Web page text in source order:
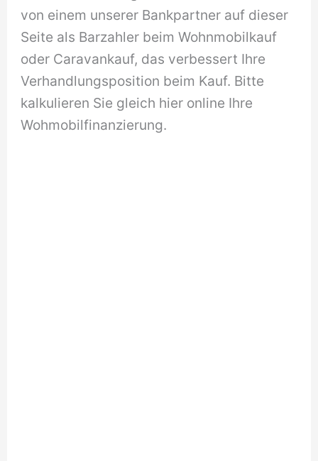
von einem unserer Bankpartner auf dieser
Seite als Barzahler beim Wohnmobilkauf
oder Caravankauf, das verbessert Ihre
Verhandlungsposition beim Kauf. Bitte
kalkulieren Sie gleich hier online Ihre
Wohmobilfinanzierung.